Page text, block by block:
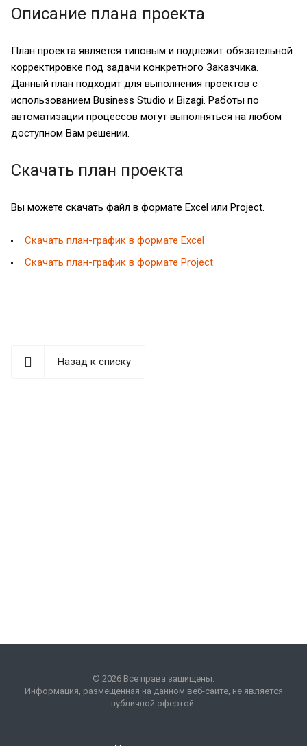
Описание плана проекта
План проекта является типовым и подлежит обязательной
корректировке под задачи конкретного Заказчика.
Данный план подходит для выполнения проектов с
использованием Business Studio и Bizagi. Работы по
автоматизации процессов могут выполняться на любом
доступном Вам решении.
Скачать план проекта
Вы можете скачать файл в формате Excel или Project.
Скачать план-график в формате Excel
Скачать план-график в формате Project
Назад к списку
© 2026 Все права защищены.
Информация, размещенная на данном веб-сайте, не является
публичной офертой.
Наши контакты